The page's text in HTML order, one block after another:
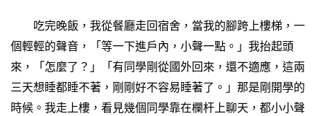
吃完晚飯，我從餐廳走回宿舍，當我的腳跨上樓梯，一
個輕輕的聲音，「等一下進戶內，小聲一點。」我抬起頭
來，「怎麼了？」「有同學剛從國外回來，還不適應，這兩
三天想睡都睡不著，剛剛好不容易睡著了。」那是剛開學的
時候。我走上樓，看見幾個同學靠在欄杆上聊天，都小小聲